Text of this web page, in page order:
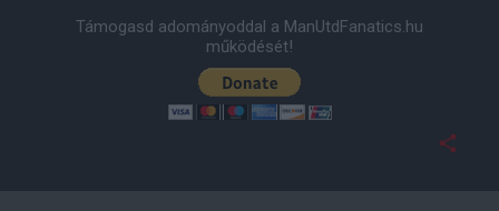
Támogasd adományoddal a ManUtdFanatics.hu
működését!